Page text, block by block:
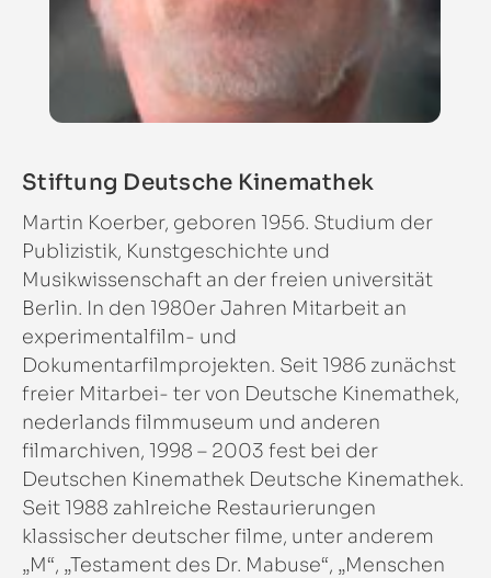
Stiftung Deutsche Kinemathek
Martin Koerber, geboren 1956. Studium der
Publizistik, Kunstgeschichte und
Musikwissenschaft an der freien universität
Berlin. In den 1980er Jahren Mitarbeit an
experimentalfilm- und
Dokumentarfilmprojekten. Seit 1986 zunächst
freier Mitarbei- ter von Deutsche Kinemathek,
nederlands filmmuseum und anderen
filmarchiven, 1998 – 2003 fest bei der
Deutschen Kinemathek Deutsche Kinemathek.
Seit 1988 zahlreiche Restaurierungen
klassischer deutscher filme, unter anderem
„M“, „Testament des Dr. Mabuse“, „Menschen